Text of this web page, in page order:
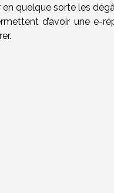
quelque sorte les
d’avoir une e-